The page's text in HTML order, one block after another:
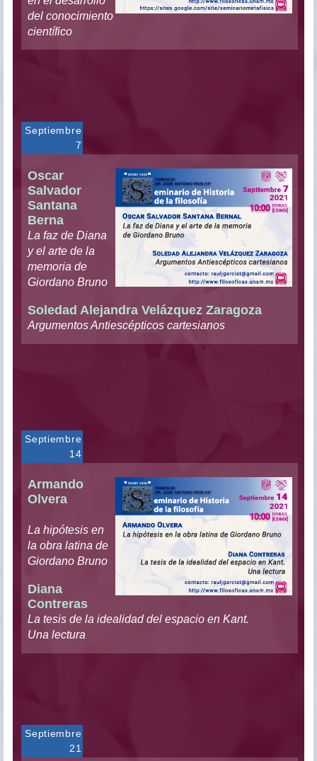
del conocimiento
científico
Septiembre
7
Oscar
Salvador
Santana
Berna
La faz de Diana
y el arte de la
memoria de
Giordano Bruno
Soledad Alejandra Velázquez Zaragoza
Argumentos Antiescépticos cartesianos
Septiembre
14
Armando
Olvera
La hipótesis en
la obra latina de
Giordano Bruno
Diana
Contreras
La tesis de la idealidad del espacio en Kant.
Una lectura
Septiembre
21